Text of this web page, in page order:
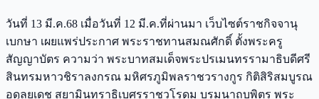
วันที่ 13 มี.ค.68 เมื่อวันที่ 12 มี.ค.ที่ผ่านมา เว็บไซต์ราชกิจจานุ
เบกษา เผยแพร่ประกาศ พระราชทานสมณศักดิ์ ตั้งพระครู
สัญญาบัตร ความว่า พระบาทสมเด็จพระปรเมนทรรามาธิบดีศรี
สินทรมหาวชิราลงกรณ มหิศรภูมิพลราชวรางกูร กิติสิริสมบูรณ
อดุลยเดช สยามินทราธิเบศรราชวโรดม บรมนาถบพิตร พระ